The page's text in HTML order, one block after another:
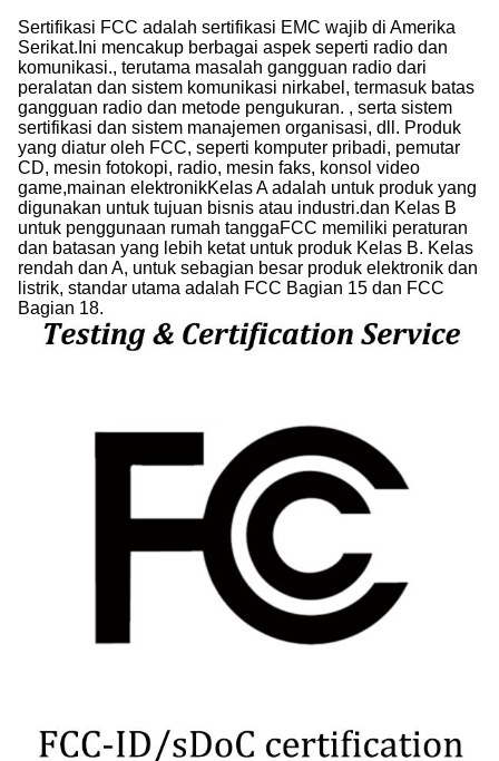
Sertifikasi FCC adalah sertifikasi EMC wajib di Amerika
Serikat.Ini mencakup berbagai aspek seperti radio dan
komunikasi., terutama masalah gangguan radio dari
peralatan dan sistem komunikasi nirkabel, termasuk batas
gangguan radio dan metode pengukuran. , serta sistem
sertifikasi dan sistem manajemen organisasi, dll. Produk
yang diatur oleh FCC, seperti komputer pribadi, pemutar
CD, mesin fotokopi, radio, mesin faks, konsol video
game,mainan elektronikKelas A adalah untuk produk yang
digunakan untuk tujuan bisnis atau industri.dan Kelas B
untuk penggunaan rumah tanggaFCC memiliki peraturan
dan batasan yang lebih ketat untuk produk Kelas B. Kelas
rendah dan A, untuk sebagian besar produk elektronik dan
listrik, standar utama adalah FCC Bagian 15 dan FCC
Bagian 18.